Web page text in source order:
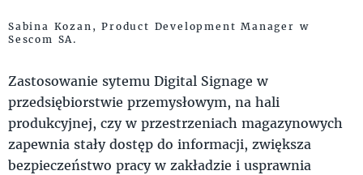
Sabina Kozan, Product Development Manager w
Sescom SA.
Zastosowanie sytemu Digital Signage w
przedsiębiorstwie przemysłowym, na hali
produkcyjnej, czy w przestrzeniach magazynowych
zapewnia stały dostęp do informacji, zwiększa
bezpieczeństwo pracy w zakładzie i usprawnia